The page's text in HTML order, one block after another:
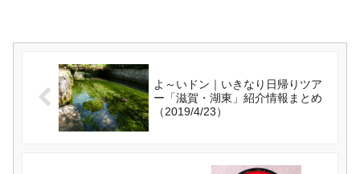
よ～いドン｜いきなり日帰りツア
ー「滋賀・湖東」紹介情報まとめ
（2019/4/23）